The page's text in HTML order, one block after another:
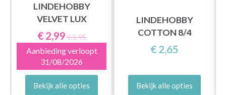
LINDEHOBBY
VELVET LUX
€ 2,99 € 5,95
Aanbieding verloopt
31/08/2026
Bekijk alle opties
LINDEHOBBY
COTTON 8/4
€ 2,65
Bekijk alle opties